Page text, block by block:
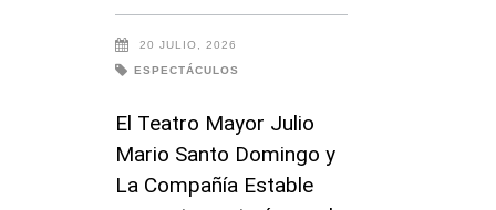
20 JULIO, 2026
ESPECTÁCULOS
El Teatro Mayor Julio
Mario Santo Domingo y
La Compañía Estable